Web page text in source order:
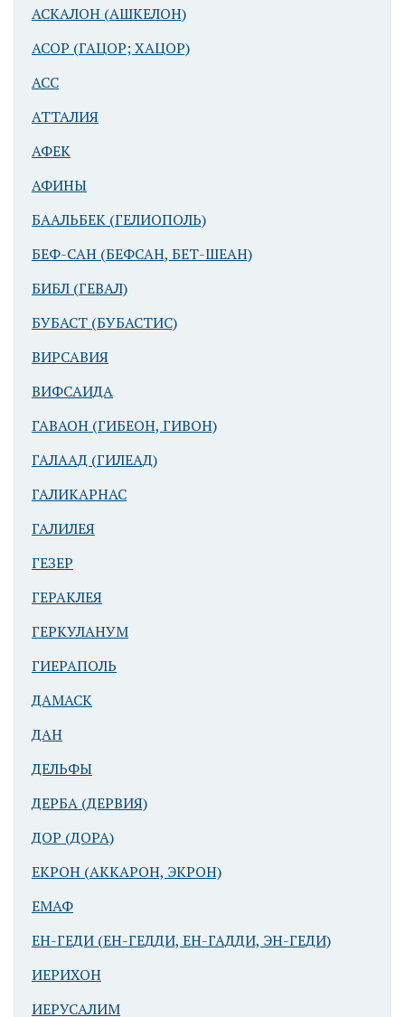
АСКАЛОН (АШКЕЛОН)
АСОР (ГАЦОР; ХАЦОР)
АСС
АТТАЛИЯ
АФЕК
АФИНЫ
БААЛЬБЕК (ГЕЛИОПОЛЬ)
БЕФ-САН (БЕФСАН, БЕТ-ШЕАН)
БИБЛ (ГЕВАЛ)
БУБАСТ (БУБАСТИС)
ВИРСАВИЯ
ВИФСАИДА
ГАВАОН (ГИБЕОН, ГИВОН)
ГАЛААД (ГИЛЕАД)
ГАЛИКАРНАС
ГАЛИЛЕЯ
ГЕЗЕР
ГЕРАКЛЕЯ
ГЕРКУЛАНУМ
ГИЕРАПОЛЬ
ДАМАСК
ДАН
ДЕЛЬФЫ
ДЕРБА (ДЕРВИЯ)
ДОР (ДОРА)
ЕКРОН (АККАРОН, ЭКРОН)
ЕМАФ
ЕН-ГЕДИ (ЕН-ГЕДДИ, ЕН-ГАДДИ, ЭН-ГЕДИ)
ИЕРИХОН
ИЕРУСАЛИМ